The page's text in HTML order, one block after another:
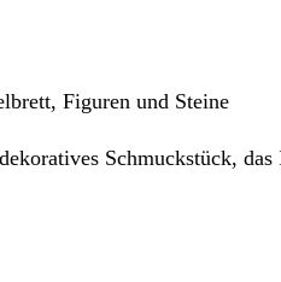
Figuren und Steine
Schmuckstück,